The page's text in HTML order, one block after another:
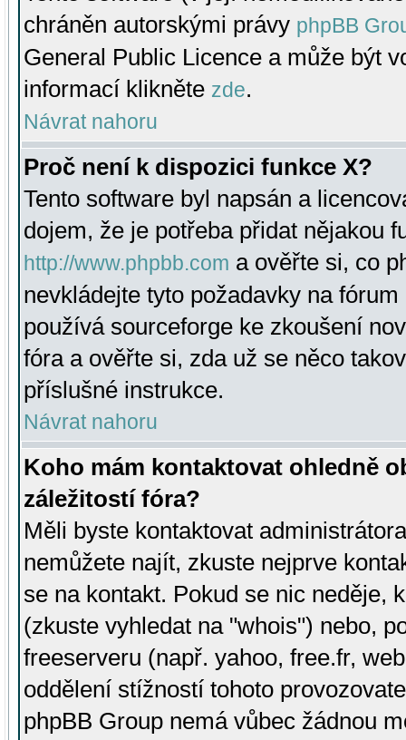
chráněn autorskými právy phpBB
General Public Licence a může být
informací klikněte zde.
Návrat nahoru
Proč není k dispozici funkce X?
Tento software byl napsán a
dojem, že je potřeba přidat nějakou
http://www.phpbb.com a ověřte si, co
nevkládejte tyto požadavky na
používá sourceforge ke zkoušení
fóra a ověřte si, zda už se něco
příslušné instrukce.
Návrat nahoru
Koho mám kontaktovat ohledně
záležitostí fóra?
Měli byste kontaktovat
nemůžete najít, zkuste nejprve
se na kontakt. Pokud se nic neděje,
(zkuste vyhledat na "whois") nebo,
freeserveru (např. yahoo, free.fr,
oddělení stížností tohoto
phpBB Group nemá vůbec žádnou